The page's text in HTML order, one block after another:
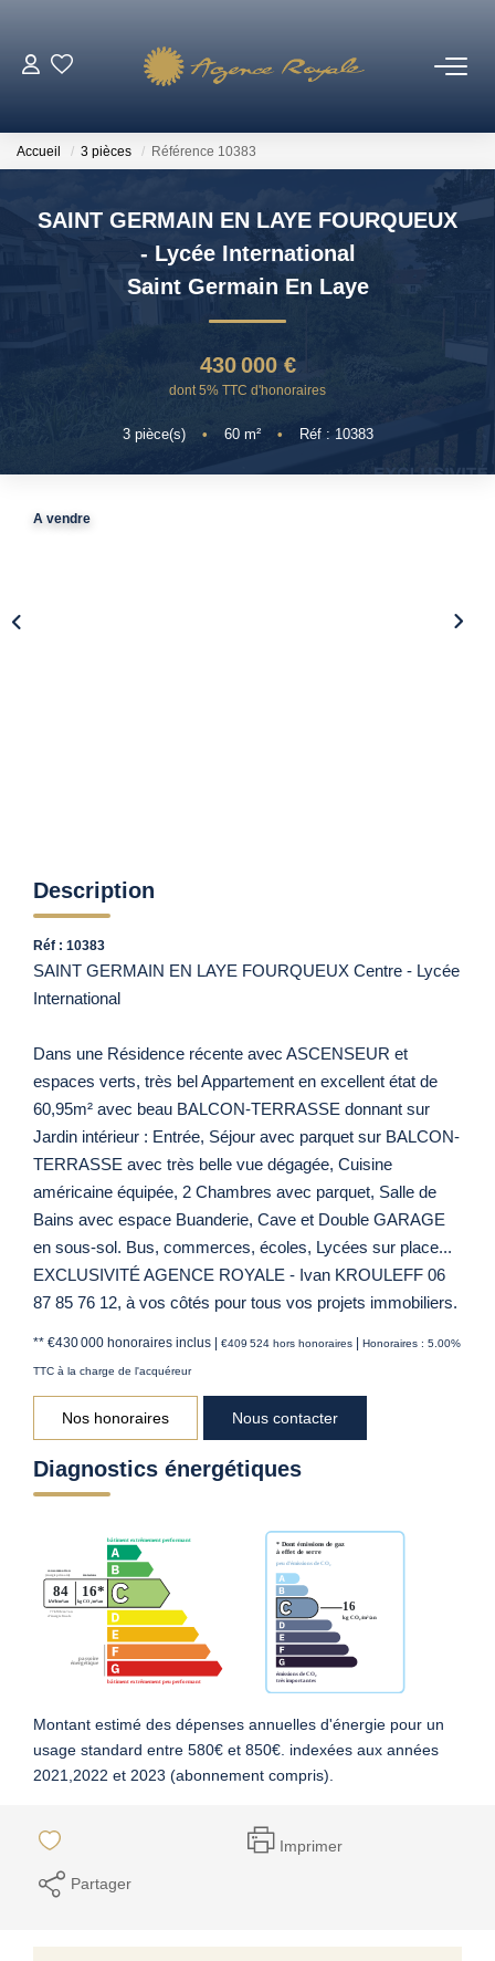
LOCATIONS
NOTRE AGENCE
Qui Sommes-Nous ?
Accueil 3 pièces Référence 10383
SAINT GERMAIN EN LAYE FOURQUEUX
- Lycée International
Saint Germain En Laye
430 000 €
dont 5% TTC d'honoraires
3pièce(s) • 60m² • Réf : 10383
A vendre
Description
Réf : 10383
SAINT GERMAIN EN LAYE FOURQUEUX Centre - Lycée
International
Dans une Résidence récente avec ASCENSEUR et
espaces verts, très bel Appartement en excellent état de
60,95m² avec beau BALCON-TERRASSE donnant sur
Jardin intérieur : Entrée, Séjour avec parquet sur BALCON-
TERRASSE avec très belle vue dégagée, Cuisine
américaine équipée, 2 Chambres avec parquet, Salle de
Bains avec espace Buanderie, Cave et Double GARAGE
en sous-sol. Bus, commerces, écoles, Lycées sur place...
EXCLUSIVITÉ AGENCE ROYALE - Ivan KROULEFF 06
87 85 76 12, à vos côtés pour tous vos projets immobiliers.
** €430 000 honoraires inclus | €409 524 hors honoraires | Honoraires : 5.00%
TTC à la charge de l'acquéreur
Nos honoraires Nous contacter
Diagnostics énergétiques
Montant estimé des dépenses annuelles d'énergie pour un
usage standard entre 580€ et 850€. indexées aux années
2021,2022 et 2023 (abonnement compris).
Imprimer
Partager